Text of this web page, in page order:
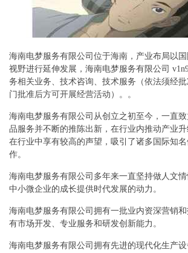
海南电梦服务有限公司位于海南，产业布局以
视野进行延伸发展，海南电梦服务有限公司
务相关业务、技术咨询、技术服务（依法须经
门批准后方可开展经营活动）。。
海南电梦服务有限公司从创立之初至今，一直
品服务并不断的推陈出新，在行业内推动产业
在行业中享有较高的声望，吸引了诸多国际知
作。
海南电梦服务有限公司多年来一直坚持做人文
中小微企业的成长提供时代发展的动力。
海南电梦服务有限公司拥有一批业内资深营销
有市场开发、专业服务和研发创新能力。
海南电梦服务有限公司拥有先进的现代化生产